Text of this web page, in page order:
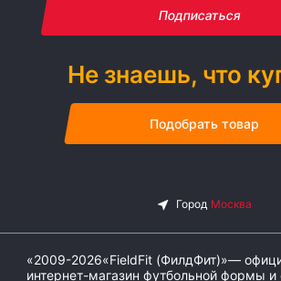
Подписаться
Не знаешь, что
Подобрать товар
«2009-2026«FieldFit (ФилдФит)»—
интернет-магазин футбольной формы